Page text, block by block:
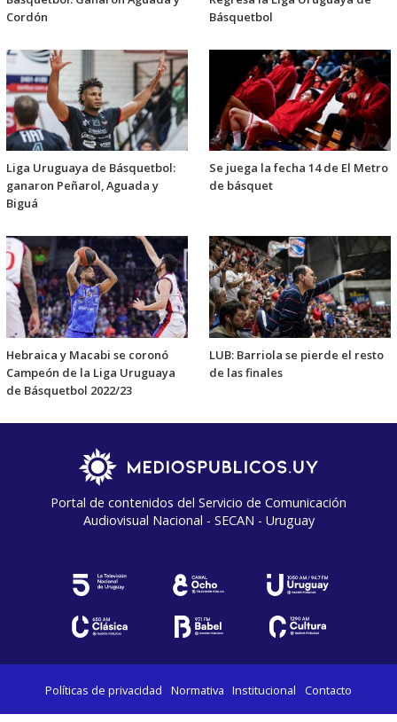
Cordón
Básquetbol
Liga Uruguaya de Básquetbol:
ganaron Peñarol, Aguada y
Biguá
Se juega la fecha 14 de El Metro
de básquet
Hebraica y Macabi se coronó
Campeón de la Liga Uruguaya
de Básquetbol 2022/23
LUB: Barriola se pierde el resto
de las finales
Portal de contenidos del Servicio de Comunicación
Audiovisual Nacional - SECAN - Uruguay
Políticas de privacidad Normativa Institucional Contacto